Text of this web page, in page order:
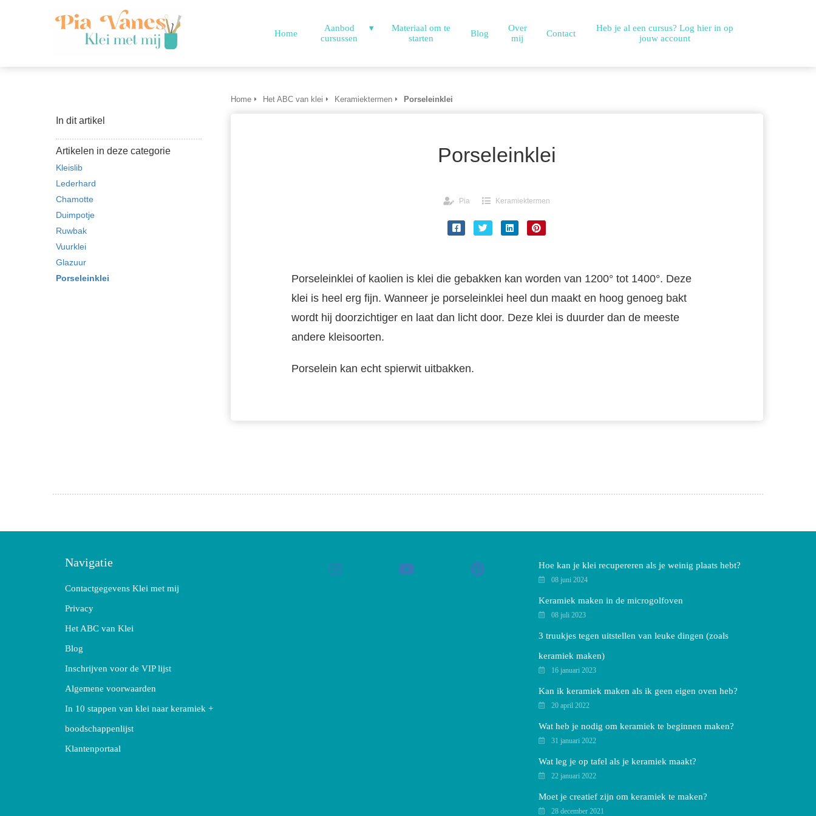
Home
Aanbod
cursussen
Materiaal om te
starten
Blog
Over
mij
Contact
Heb je al een cursus? Log hier in op
jouw account
In dit artikel
Artikelen in deze categorie
Kleislib
Lederhard
Chamotte
Duimpotje
Ruwbak
Vuurklei
Glazuur
Porseleinklei
Home Het ABC van klei Keramiektermen Porseleinklei
Porseleinklei
Pia Keramiektermen
Porseleinklei of kaolien is klei die gebakken kan worden van 1200° tot 1400°. Deze
klei is heel erg fijn. Wanneer je porseleinklei heel dun maakt en hoog genoeg bakt
wordt hij doorzichtiger en laat dan licht door. Deze klei is duurder dan de meeste
andere kleisoorten.
Porselein kan echt spierwit uitbakken.
Navigatie
Contactgegevens Klei met mij
Privacy
Het ABC van Klei
Blog
Inschrijven voor de VIP lijst
Algemene voorwaarden
In 10 stappen van klei naar keramiek +
boodschappenlijst
Klantenportaal
Hoe kan je klei recupereren als je weinig plaats hebt?
08 juni 2024
Keramiek maken in de microgolfoven
08 juli 2023
3 truukjes tegen uitstellen van leuke dingen (zoals
keramiek maken)
16 januari 2023
Kan ik keramiek maken als ik geen eigen oven heb?
20 april 2022
Wat heb je nodig om keramiek te beginnen maken?
31 januari 2022
Wat leg je op tafel als je keramiek maakt?
22 januari 2022
Moet je creatief zijn om keramiek te maken?
28 december 2021